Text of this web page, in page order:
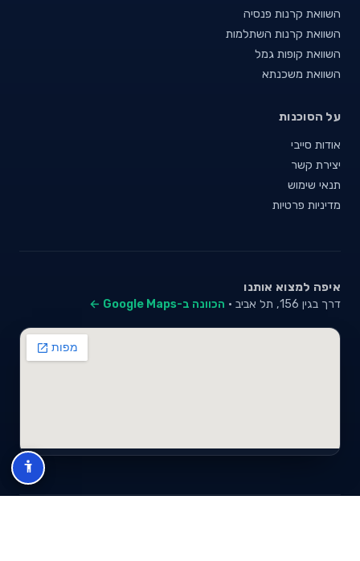
השוואת קרנות פנסיה
השוואת קרנות השתלמות
השוואת קופות גמל
השוואת משכנתא
על הסוכנות
אודות סייבי
יצירת קשר
תנאי שימוש
מדיניות פרטיות
איפה למצוא אותנו
דרך בגין 156, תל אביב · הכוונה ב-Google Maps ←